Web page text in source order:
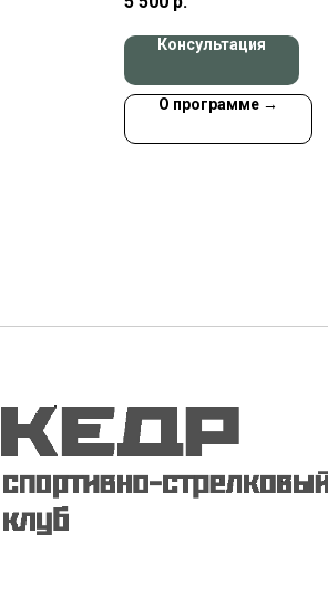
Консультация
О программе →